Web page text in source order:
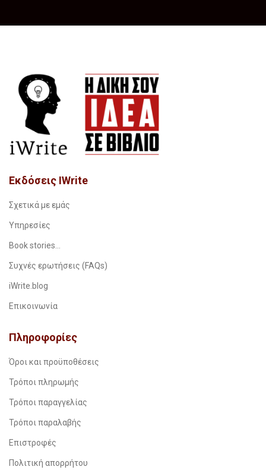
Εκδόσεις IWrite
Σχετικά με εμάς
Υπηρεσίες
Book stories…
Συχνές ερωτήσεις (FAQs)
iWrite.blog
Επικοινωνία
Πληροφορίες
Όροι και προϋποθέσεις
Τρόποι πληρωμής
Τρόποι παραγγελίας
Τρόποι παραλαβής
Επιστροφές
Πολιτική απορρήτου